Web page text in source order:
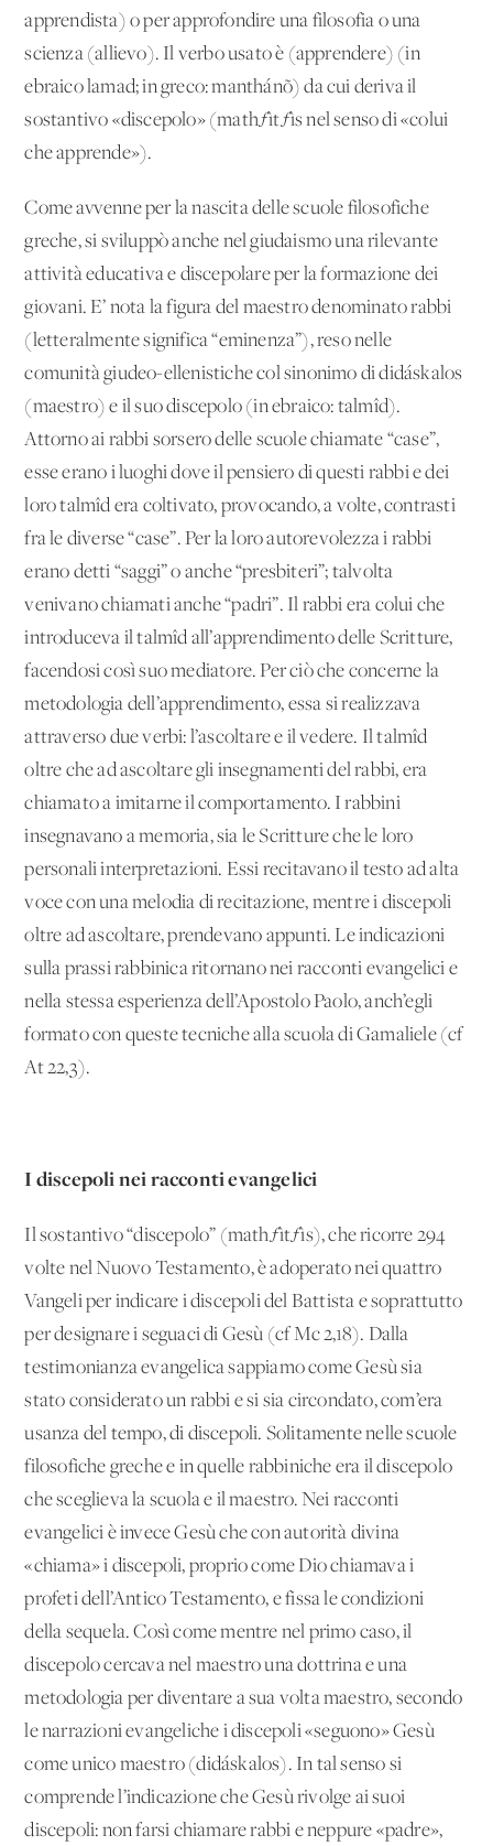
apprendista) o per approfondire una filosofia o una
scienza (allievo). Il verbo usato è (apprendere) (in
ebraico lamad; in greco: manthánõ) da cui deriva il
sostantivo «discepolo» (mathƒìtƒìs nel senso di «colui
che apprende»).
Come avvenne per la nascita delle scuole filosofiche
greche, si sviluppò anche nel giudaismo una rilevante
attività educativa e discepolare per la formazione dei
giovani. E’ nota la figura del maestro denominato rabbi
(letteralmente significa “eminenza”), reso nelle
comunità giudeo-ellenistiche col sinonimo di didáskalos
(maestro) e il suo discepolo (in ebraico: talmîd).
Attorno ai rabbi sorsero delle scuole chiamate “case”,
esse erano i luoghi dove il pensiero di questi rabbi e dei
loro talmîd era coltivato, provocando, a volte, contrasti
fra le diverse “case”. Per la loro autorevolezza i rabbi
erano detti “saggi” o anche “presbiteri”; talvolta
venivano chiamati anche “padri”. Il rabbi era colui che
introduceva il talmîd all’apprendimento delle Scritture,
facendosi così suo mediatore. Per ciò che concerne la
metodologia dell’apprendimento, essa si realizzava
attraverso due verbi: l’ascoltare e il vedere. Il talmîd
oltre che ad ascoltare gli insegnamenti del rabbi, era
chiamato a imitarne il comportamento. I rabbini
insegnavano a memoria, sia le Scritture che le loro
personali interpretazioni. Essi recitavano il testo ad alta
voce con una melodia di recitazione, mentre i discepoli
oltre ad ascoltare, prendevano appunti. Le indicazioni
sulla prassi rabbinica ritornano nei racconti evangelici e
nella stessa esperienza dell’Apostolo Paolo, anch’egli
formato con queste tecniche alla scuola di Gamaliele (cf
At 22,3).
I discepoli nei racconti evangelici
Il sostantivo “discepolo” (mathƒìtƒìs), che ricorre 294
volte nel Nuovo Testamento, è adoperato nei quattro
Vangeli per indicare i discepoli del Battista e soprattutto
per designare i seguaci di Gesù (cf Mc 2,18). Dalla
testimonianza evangelica sappiamo come Gesù sia
stato considerato un rabbi e si sia circondato, com’era
usanza del tempo, di discepoli. Solitamente nelle scuole
filosofiche greche e in quelle rabbiniche era il discepolo
che sceglieva la scuola e il maestro. Nei racconti
evangelici è invece Gesù che con autorità divina
«chiama» i discepoli, proprio come Dio chiamava i
profeti dell’Antico Testamento, e fissa le condizioni
della sequela. Così come mentre nel primo caso, il
discepolo cercava nel maestro una dottrina e una
metodologia per diventare a sua volta maestro, secondo
le narrazioni evangeliche i discepoli «seguono» Gesù
come unico maestro (didáskalos). In tal senso si
comprende l’indicazione che Gesù rivolge ai suoi
discepoli: non farsi chiamare rabbi e neppure «padre»,